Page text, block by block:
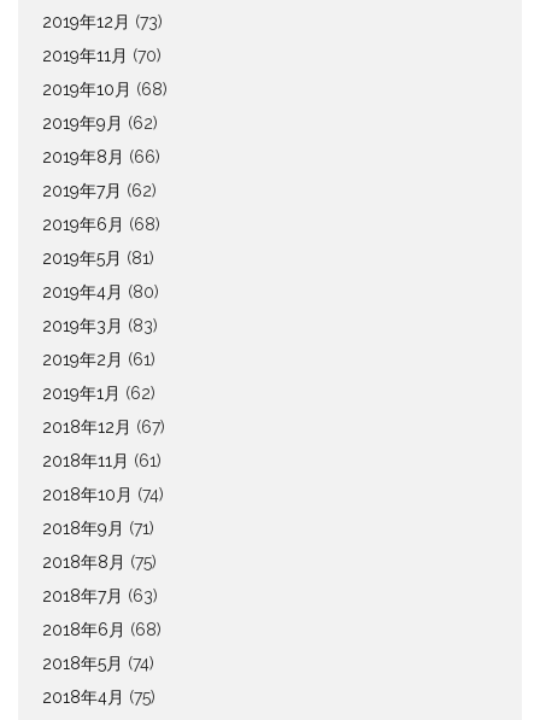
2019年12月 (73)
2019年11月 (70)
2019年10月 (68)
2019年9月 (62)
2019年8月 (66)
2019年7月 (62)
2019年6月 (68)
2019年5月 (81)
2019年4月 (80)
2019年3月 (83)
2019年2月 (61)
2019年1月 (62)
2018年12月 (67)
2018年11月 (61)
2018年10月 (74)
2018年9月 (71)
2018年8月 (75)
2018年7月 (63)
2018年6月 (68)
2018年5月 (74)
2018年4月 (75)